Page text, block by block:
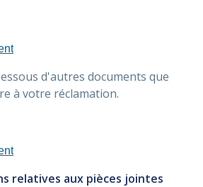
d'autres documents que
à votre réclamation.
relatives aux pièces jointes